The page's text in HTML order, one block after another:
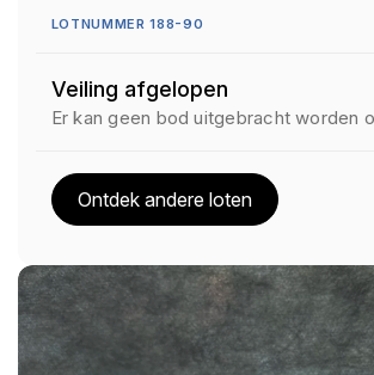
LOTNUMMER 188-90
Veiling afgelopen
Er kan geen bod uitgebracht worden
Ontdek andere loten